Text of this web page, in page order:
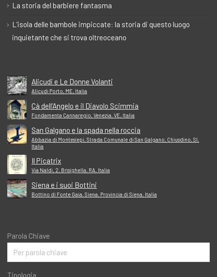
La storia del barbiere fantasma
L’isola delle bambole impiccate: la storia di questo luogo
inquietante che si trova oltreoceano
Alicudi e Le Donne Volanti
Alicudi Porto, ME, Italia
Cà dell’Angelo e il Diavolo Scimmia
Fondamenta Cannaregio, Venezia, VE, Italia
San Galgano e la spada nella roccia
Abbazia di Montesiepi, Strada Comunale di San Galgano, Chiusdino, SI,
Italia
Il Picatrix
Via Naldi, 2, Brisighella, RA, Italia
Siena e i suoi Bottini
Bottino di Fonte Gaia, Siena, Provincia di Siena, Italia
Parola Chiave
Tipologia